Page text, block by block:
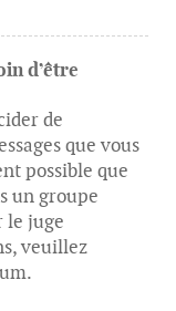
d’être
de
que vous
possible que
un groupe
le juge
veuillez